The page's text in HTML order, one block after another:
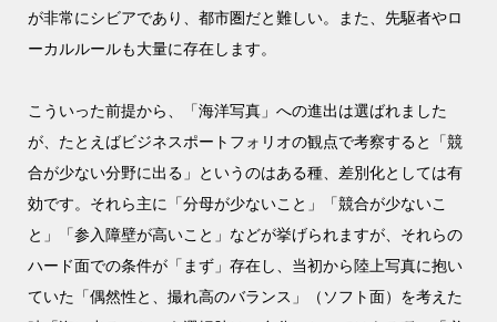
が非常にシビアであり、都市圏だと難しい。また、先駆者やロ
ーカルルールも大量に存在します。
こういった前提から、「海洋写真」への進出は選ばれました
が、たとえばビジネスポートフォリオの観点で考察すると「競
合が少ない分野に出る」というのはある種、差別化としては有
効です。それら主に「分母が少ないこと」「競合が少ないこ
と」「参入障壁が高いこと」などが挙げられますが、それらの
ハード面での条件が「まず」存在し、当初から陸上写真に抱い
ていた「偶然性と、撮れ高のバランス」（ソフト面）を考えた